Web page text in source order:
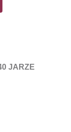
JARZE